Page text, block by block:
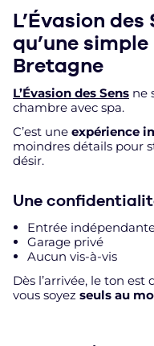
L’Évasion
qu’une
Bretagne
L’Évasion des Sens ne
chambre avec spa.
C’est une expérience
moindres détails pour
désir.
Une
Entrée
Garage privé
Aucun vis-à-vis
Dès l’arrivée, le ton
vous soyez seuls au